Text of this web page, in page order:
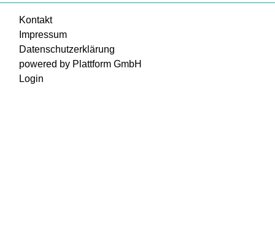
Kontakt
Impressum
Datenschutzerklärung
powered by Plattform GmbH
Login